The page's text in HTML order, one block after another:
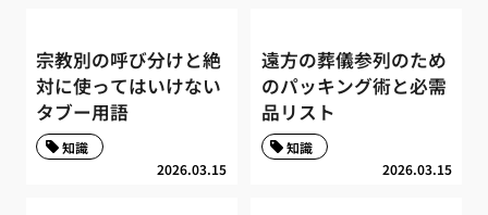
宗教別の呼び分けと絶
対に使ってはいけない
タブー用語
2026.03.15
知識
遠方の葬儀参列のため
のパッキング術と必需
品リスト
2026.03.15
知識